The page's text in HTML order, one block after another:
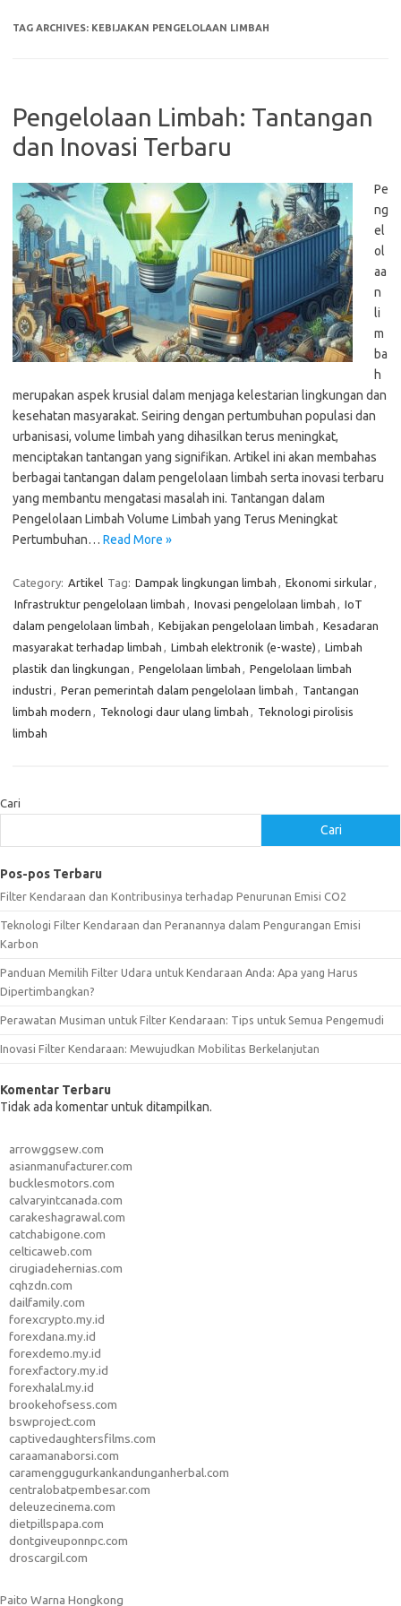
TAG ARCHIVES: KEBIJAKAN PENGELOLAAN LIMBAH
Pengelolaan Limbah: Tantangan
dan Inovasi Terbaru
Pe
ng
el
ol
aa
n
li
m
ba
h
merupakan aspek krusial dalam menjaga kelestarian lingkungan dan
kesehatan masyarakat. Seiring dengan pertumbuhan populasi dan
urbanisasi, volume limbah yang dihasilkan terus meningkat,
menciptakan tantangan yang signifikan. Artikel ini akan membahas
berbagai tantangan dalam pengelolaan limbah serta inovasi terbaru
yang membantu mengatasi masalah ini. Tantangan dalam
Pengelolaan Limbah Volume Limbah yang Terus Meningkat
Pertumbuhan… Read More »
Category: Artikel Tag: Dampak lingkungan limbah , Ekonomi sirkular,
Infrastruktur pengelolaan limbah , Inovasi pengelolaan limbah , IoT
dalam pengelolaan limbah , Kebijakan pengelolaan limbah , Kesadaran
masyarakat terhadap limbah , Limbah elektronik (e-waste) , Limbah
plastik dan lingkungan , Pengelolaan limbah , Pengelolaan limbah
industri , Peran pemerintah dalam pengelolaan limbah , Tantangan
limbah modern , Teknologi daur ulang limbah , Teknologi pirolisis
limbah
Cari
Cari
Pos-pos Terbaru
Filter Kendaraan dan Kontribusinya terhadap Penurunan Emisi CO2
Teknologi Filter Kendaraan dan Peranannya dalam Pengurangan Emisi
Karbon
Panduan Memilih Filter Udara untuk Kendaraan Anda: Apa yang Harus
Dipertimbangkan?
Perawatan Musiman untuk Filter Kendaraan: Tips untuk Semua Pengemudi
Inovasi Filter Kendaraan: Mewujudkan Mobilitas Berkelanjutan
Komentar Terbaru
Tidak ada komentar untuk ditampilkan.
arrowggsew.com
asianmanufacturer.com
bucklesmotors.com
calvaryintcanada.com
carakeshagrawal.com
catchabigone.com
celticaweb.com
cirugiadehernias.com
cqhzdn.com
dailfamily.com
forexcrypto.my.id
forexdana.my.id
forexdemo.my.id
forexfactory.my.id
forexhalal.my.id
brookehofsess.com
bswproject.com
captivedaughtersfilms.com
caraamanaborsi.com
caramenggugurkankandunganherbal.com
centralobatpembesar.com
deleuzecinema.com
dietpillspapa.com
dontgiveuponnpc.com
droscargil.com
Paito Warna Hongkong